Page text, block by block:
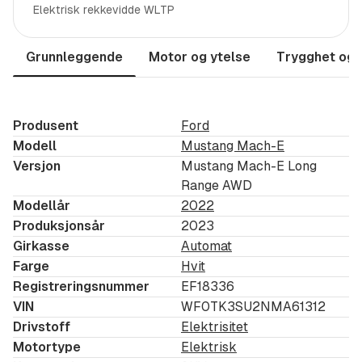
Varme i ratt
Varme i seter foran
Elektriske seter foran
Elektrisk førersete med memory
Bang&Olufsen
Carplay
Trådløs lading av mobil
Ford Pass appstyring
En stk Type-2 lader
To sett hjul
Service historikk:
10.04.2025 på 31.628
Intervall er 2 år / ubegrenset km
Elektrisk rekkevidde WLTP
Grunnleggende Motor og ytelse Trygghet og
Produsent
Ford
Modell
Mustang Mach-E
Versjon
Mustang Mach-E Long
Range AWD
Modellår
2022
Produksjonsår
2023
Girkasse
Automat
Farge
Hvit
Registreringsnummer
EF18336
VIN
WF0TK3SU2NMA61312
Drivstoff
Elektrisitet
Motortype
Elektrisk